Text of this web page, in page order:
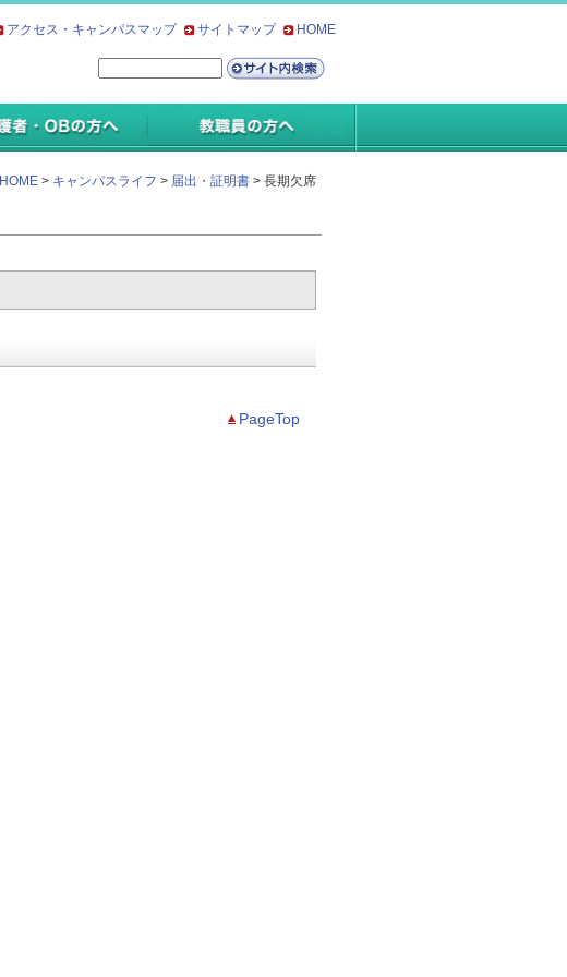
アクセス・キャンパスマップ サイトマップ HOME
HOME > キャンパスライフ > 届出・証明書 > 長期欠席
PageTop